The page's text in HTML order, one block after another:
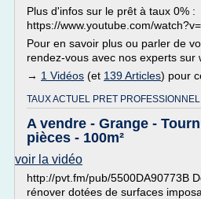
Plus d'infos sur le prêt à taux 0% :
https://www.youtube.com/
Pour en savoir plus ou parler de
rendez-vous avec nos experts sur
→ 1 Vidéos (et 139 Articles) pour
TAUX ACTUEL PRET
A vendre - Grange -
pièces - 100m²
voir la vidéo
http://pvt.fm/pub/5500DA90773B
rénover dotées de surfaces